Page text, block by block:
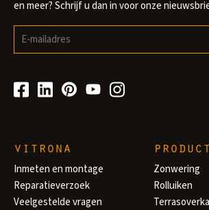
en meer? Schrijf u dan in voor onze
vitrona
Inmeten en montage
Reparatieverzoek
Veelgestelde vragen
Zonwering
Rolluiken